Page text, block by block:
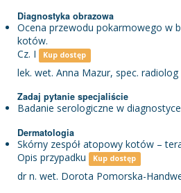
Diagnostyka obrazowa
Ocena przewodu pokarmowego w
kotów.
Cz. I
Kup dostęp
lek. wet. Anna Mazur, spec. radiolog
Zadaj pytanie specjaliście
Badanie serologiczne w
Dermatologia
Skórny zespół atopowy kotów –
Opis przypadku
Kup dostęp
dr n. wet. Dorota Pomorska-